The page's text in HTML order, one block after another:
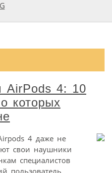
AirPods 4: 10
которых
4 даже не
свои наушники
специалистов
пользователь